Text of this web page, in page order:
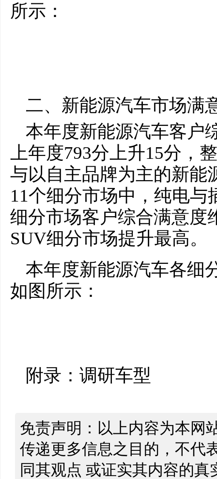
所示：
二、新能源汽车市场满
本年度新能源汽车客户
上年度793分上升15分，
与以自主品牌为主的新能
11个细分市场中，纯电
细分市场客户综合满意度
SUV细分市场提升最高。
本年度新能源汽车各细
如图所示：
附录：调研车型
免责声明：以上内容为本网
传递更多信息之目的，不代
同其观点 或证实其内容的